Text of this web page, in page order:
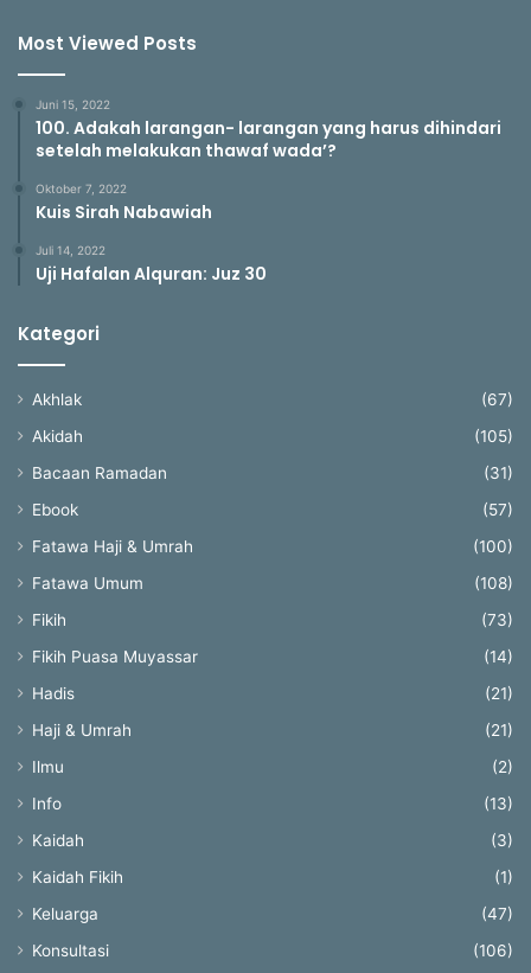
Most Viewed Posts
Juni 15, 2022
100. Adakah larangan- larangan yang harus dihindari
setelah melakukan thawaf wada’?
Oktober 7, 2022
Kuis Sirah Nabawiah
Juli 14, 2022
Uji Hafalan Alquran: Juz 30
Kategori
Akhlak
(67)
Akidah
(105)
Bacaan Ramadan
(31)
Ebook
(57)
Fatawa Haji & Umrah
(100)
Fatawa Umum
(108)
Fikih
(73)
Fikih Puasa Muyassar
(14)
Hadis
(21)
Haji & Umrah
(21)
Ilmu
(2)
Info
(13)
Kaidah
(3)
Kaidah Fikih
(1)
Keluarga
(47)
Konsultasi
(106)